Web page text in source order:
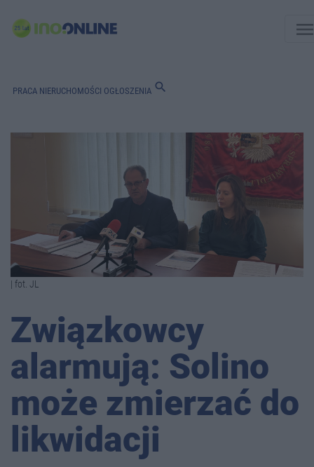
PRACA NIERUCHOMOŚCI OGŁOSZENIA search
| fot. JL
Związkowcy
alarmują: Solino
może zmierzać do
likwidacji